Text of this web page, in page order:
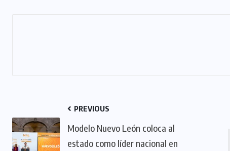
PREVIOUS
Modelo Nuevo León coloca al
estado como líder nacional en